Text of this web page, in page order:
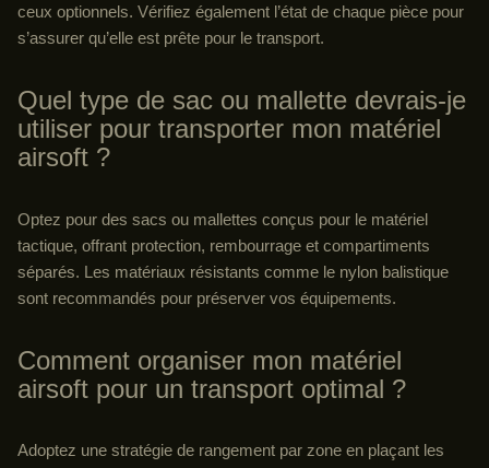
ceux optionnels. Vérifiez également l’état de chaque pièce pour
s’assurer qu’elle est prête pour le transport.
Quel type de sac ou mallette devrais-je
utiliser pour transporter mon matériel
airsoft ?
Optez pour des sacs ou mallettes conçus pour le matériel
tactique, offrant protection, rembourrage et compartiments
séparés. Les matériaux résistants comme le nylon balistique
sont recommandés pour préserver vos équipements.
Comment organiser mon matériel
airsoft pour un transport optimal ?
Adoptez une stratégie de rangement par zone en plaçant les